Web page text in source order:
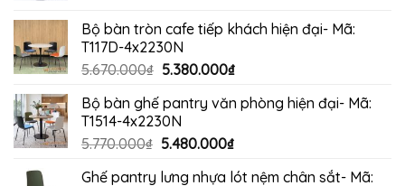
900.000₫.là:
Bộ bàn tròn cafe tiếp khách hiện đại- Mã:
T117D-4x2230N
5.670.000₫ Giá
là:
5.670.000₫.
5.380.000₫Giá
tại
5.380.000₫.
Bộ bàn ghế pantry văn phòng hiện đại- Mã:
T1514-4x2230N
5.770.000₫ Giá
là:
5.480.000₫Giá
tại
Ghế pantry lưng nhựa lót nệm chân sắt- Mã: